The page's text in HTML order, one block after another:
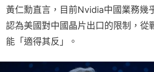
黃仁勳直言，目前Nvidia中國業務幾
認為美國對中國晶片出口的限制，從
能「適得其反」。